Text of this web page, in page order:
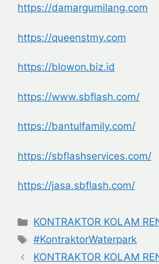
https://damargumilang.com
https://queenstmy.com
https://blowon.biz.id
https://www.sbflash.com/
https://bantulfamily.com/
https://sbflashservices.com/
https://jasa.sbflash.com/
Categories
KONTRAKTOR KOLAM
Tags
#KontraktorWaterpark
KONTRAKTOR KOLAM